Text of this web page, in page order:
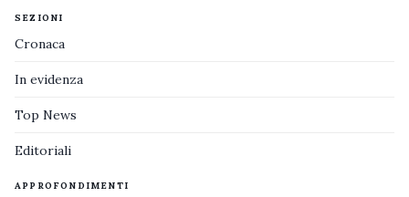
SEZIONI
Cronaca
In evidenza
Top News
Editoriali
APPROFONDIMENTI